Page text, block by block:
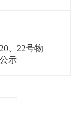
、22号物
示